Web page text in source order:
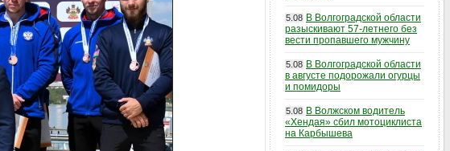
5.08 В Волгоградской области
разыскивают 57-летнего без
вести пропавшего мужчину
5.08 В Волгоградской области
в августе подорожали огурцы
и помидоры
5.08 В Волжском водитель
«Хендая» сбил мотоциклиста
на Карбышева